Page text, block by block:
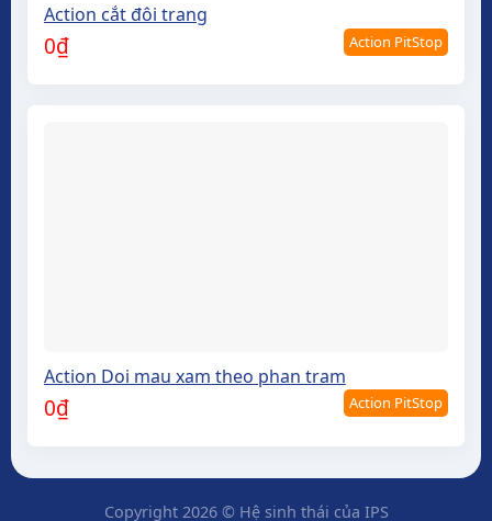
Action PitStop
Action cắt đôi trang
0₫
Action PitStop
Action Doi mau xam theo phan tram
0₫
Copyright 2026 © Hệ sinh thái của IPS